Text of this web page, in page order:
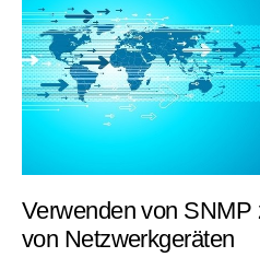
Verwenden von SNMP
von Netzwerkgeräten